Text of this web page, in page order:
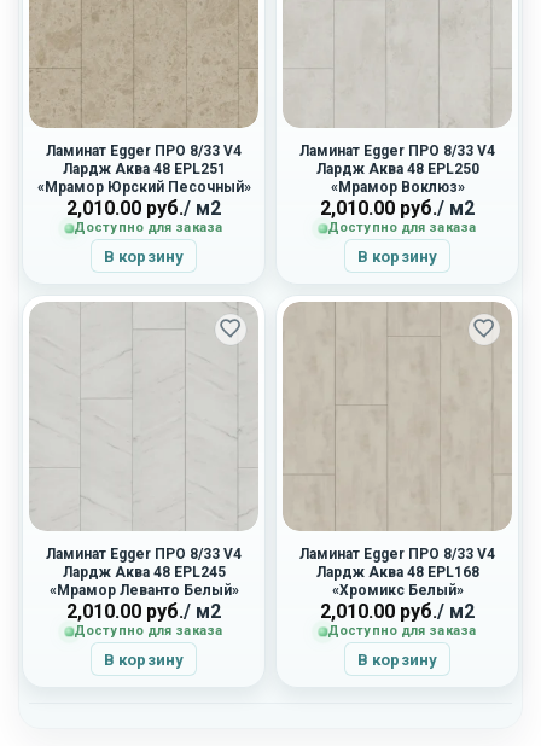
Ламинат Egger ПРО 8/33 V4
Лардж Аква 48 EPL251
«Мрамор Юрский Песочный»
2,010.00 руб./ м2
Доступно для заказа
В корзину
Ламинат Egger ПРО 8/33 V4
Лардж Аква 48 EPL250
«Мрамор Воклюз»
2,010.00 руб./ м2
Доступно для заказа
В корзину
Ламинат Egger ПРО 8/33 V4
Лардж Аква 48 EPL245
«Мрамор Леванто Белый»
2,010.00 руб./ м2
Доступно для заказа
В корзину
Ламинат Egger ПРО 8/33 V4
Лардж Аква 48 EPL168
«Хромикс Белый»
2,010.00 руб./ м2
Доступно для заказа
В корзину